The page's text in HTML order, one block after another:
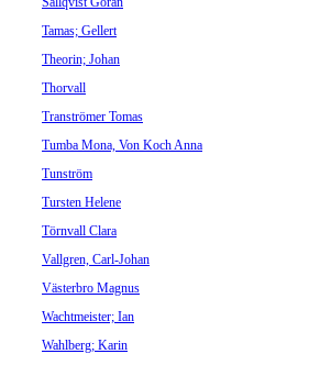
Tamas; Gellert
Theorin; Johan
Thorvall
Tranströmer Tomas
Tumba Mona, Von Koch Anna
Tunström
Tursten Helene
Törnvall Clara
Vallgren, Carl-Johan
Västerbro Magnus
Wachtmeister; Ian
Wahlberg; Karin